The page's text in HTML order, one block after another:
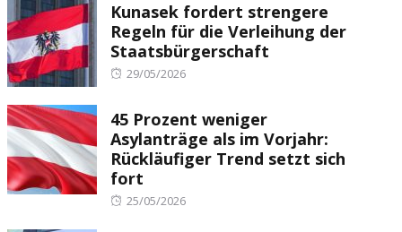
Kunasek fordert strengere
Regeln für die Verleihung der
Staatsbürgerschaft
Posted
29/05/2026
45 Prozent weniger
Asylanträge als im Vorjahr:
Rückläufiger Trend setzt sich
fort
Posted
25/05/2026